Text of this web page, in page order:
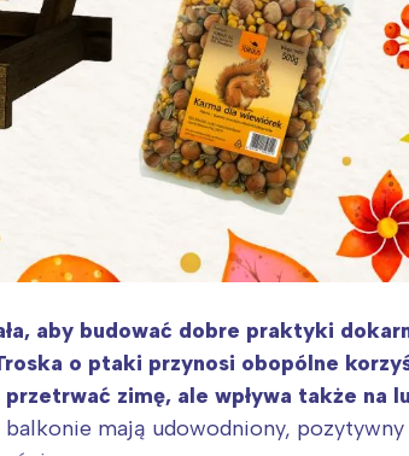
aby budować dobre praktyki
o ptaki przynosi obopólne
zimę, ale wpływa także na
mają udowodniony, pozytywny